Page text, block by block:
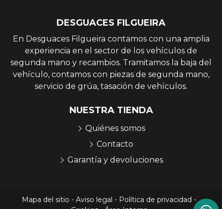
DESGUACES FILGUEIRA
En Desguaces Filgueira contamos con una amplia
experiencia en el sector de los vehículos de
segunda mano y recambios. Tramitamos la baja del
vehículo, contamos con piezas de segunda mano,
servicio de grúa, tasación de vehículos.
NUESTRA TIENDA
Quiénes somos
Contacto
Garantía y devoluciones
Mapa del sitio - Aviso legal - Política de privacidad -